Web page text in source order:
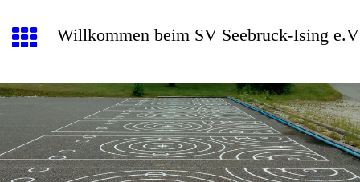
Willkommen beim SV Seebruck-Ising e.V